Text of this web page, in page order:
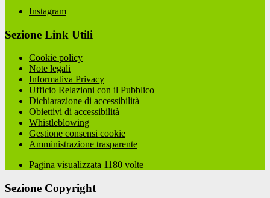
Instagram
Sezione Link Utili
Cookie policy
Note legali
Informativa Privacy
Ufficio Relazioni con il Pubblico
Dichiarazione di accessibilità
Obiettivi di accessibilità
Whistleblowing
Gestione consensi cookie
Amministrazione trasparente
Pagina visualizzata 1180 volte
Sezione Copyright